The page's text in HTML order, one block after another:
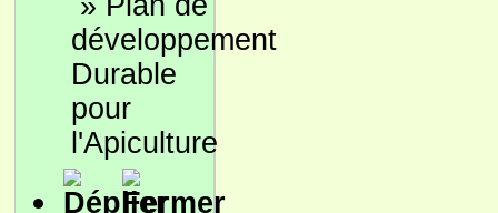
développement
Durable
pour
l'Apiculture